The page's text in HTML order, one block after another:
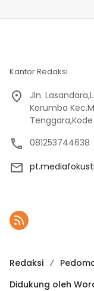
Kantor Redaksi
Jln.
Korumba
Tenggara,Kode
081253744638
Redaksi
Didukung oleh